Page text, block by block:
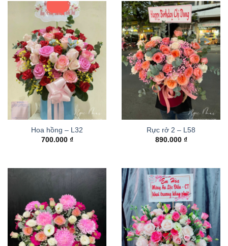
Hoa hồng – L32
700.000 ₫
Rực rở 2 – L58
890.000 ₫